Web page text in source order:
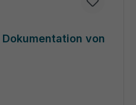
von